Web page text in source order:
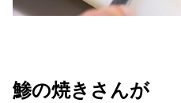
鯵の焼きさんが